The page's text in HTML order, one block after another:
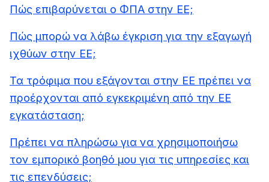
Πώς επιβαρύνεται ο ΦΠΑ στην ΕΕ;
Πώς μπορώ να λάβω έγκριση για την εξαγωγή
ιχθύων στην ΕΕ;
Τα τρόφιμα που εξάγονται στην ΕΕ πρέπει να
προέρχονται από εγκεκριμένη από την ΕΕ
εγκατάσταση;
Πρέπει να πληρώσω για να χρησιμοποιήσω
τον εμπορικό βοηθό μου για τις υπηρεσίες και
τις επενδύσεις;